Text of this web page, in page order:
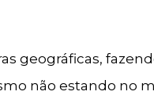
geográficas,
não estando no